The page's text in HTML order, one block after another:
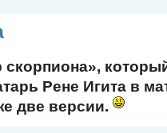
Рене Игита в
две версии.